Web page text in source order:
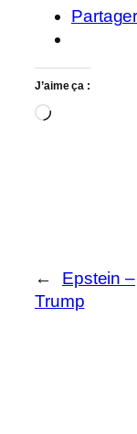
Partager
J’aime ça :
←
Epstein –
Trump